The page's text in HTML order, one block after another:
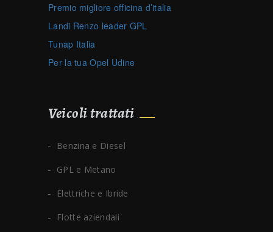
Premio migliore officina d’italia
Landi Renzo leader GPL
Tunap Italia
Per la tua Opel Udine
Veicoli trattati
Benzina e Diesel
GPL e Metano
Elettriche e Ibride
Flotte aziendali